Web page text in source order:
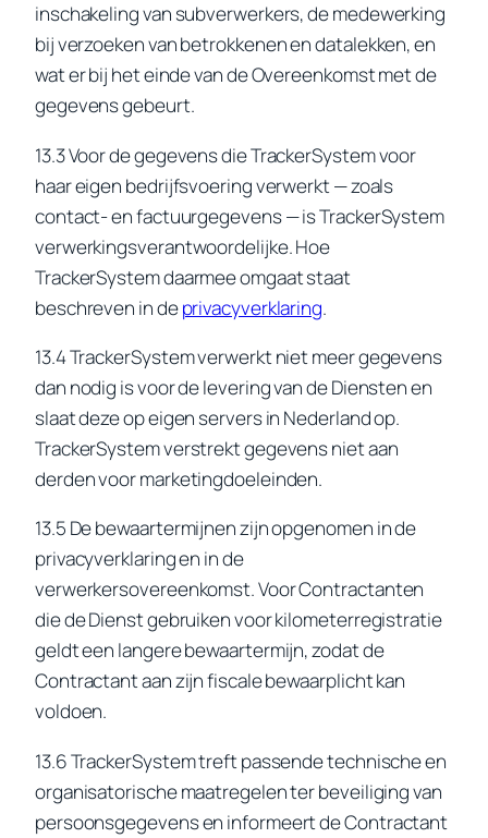
inschakeling van subverwerkers, de medewerking
bij verzoeken van betrokkenen en datalekken, en
wat er bij het einde van de Overeenkomst met de
gegevens gebeurt.
13.3 Voor de gegevens die TrackerSystem voor
haar eigen bedrijfsvoering verwerkt — zoals
contact- en factuurgegevens — is TrackerSystem
verwerkingsverantwoordelijke. Hoe
TrackerSystem daarmee omgaat staat
beschreven in deprivacyverklaring.
13.4 TrackerSystem verwerkt niet meer gegevens
dan nodig is voor de levering van de Diensten en
slaat deze op eigen servers in Nederland op.
TrackerSystem verstrekt gegevens niet aan
derden voor marketingdoeleinden.
13.5 De bewaartermijnen zijn opgenomen in de
privacyverklaring en in de
verwerkersovereenkomst. Voor Contractanten
die de Dienst gebruiken voor kilometerregistratie
geldt een langere bewaartermijn, zodat de
Contractant aan zijn fiscale bewaarplicht kan
voldoen.
13.6 TrackerSystem treft passende technische en
organisatorische maatregelen ter beveiliging van
persoonsgegevens en informeert de Contractant